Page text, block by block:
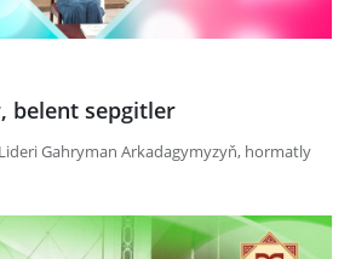
belent sepgitler
Gahryman Arkadagymyzyň, hormatly